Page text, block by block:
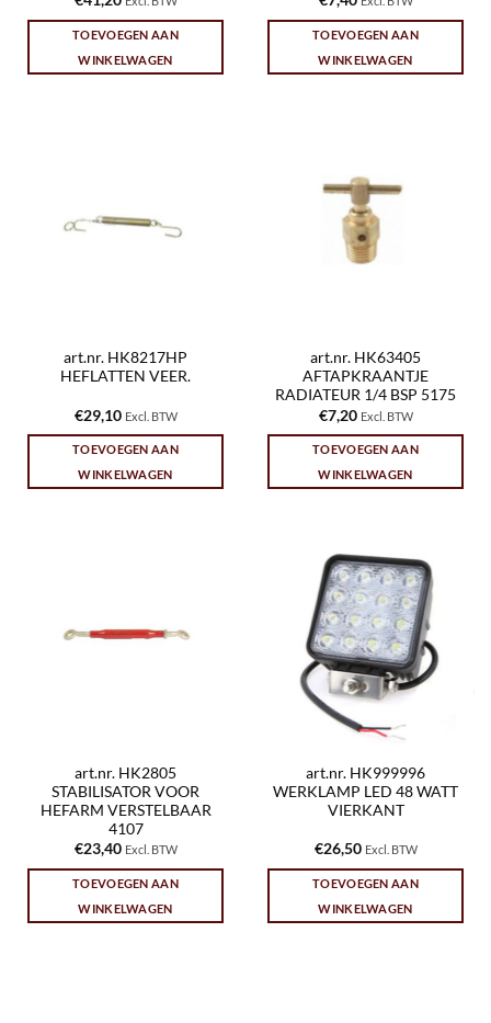
TOEVOEGEN AAN
WINKELWAGEN
TOEVOEGEN AAN
WINKELWAGEN
art.nr. HK8217HP
HEFLATTEN VEER.
€29,10 Excl. BTW
TOEVOEGEN AAN
WINKELWAGEN
art.nr. HK63405
AFTAPKRAANTJE
RADIATEUR 1/4 BSP 5175
€7,20 Excl. BTW
TOEVOEGEN AAN
WINKELWAGEN
art.nr. HK2805
STABILISATOR VOOR
HEFARM VERSTELBAAR
4107
€23,40 Excl. BTW
TOEVOEGEN AAN
WINKELWAGEN
art.nr. HK999996
WERKLAMP LED 48 WATT
VIERKANT
€26,50 Excl. BTW
TOEVOEGEN AAN
WINKELWAGEN